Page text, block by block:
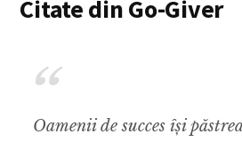
Citate din Go-Giver
Oamenii de succes își